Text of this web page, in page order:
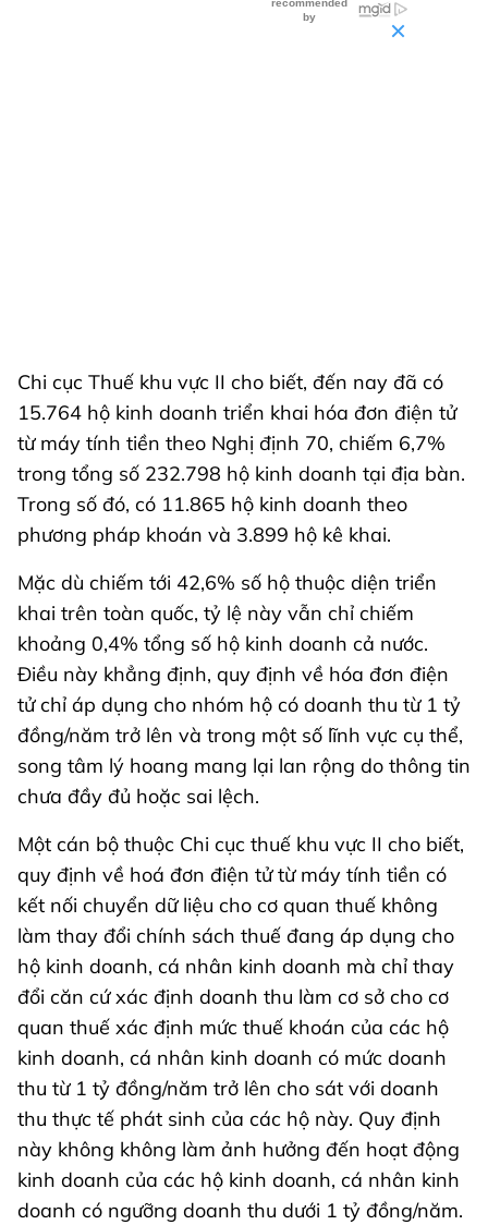
Chi cục Thuế khu vực II cho biết, đến nay đã có
15.764 hộ kinh doanh triển khai hóa đơn điện tử
từ máy tính tiền theo Nghị định 70, chiếm 6,7%
trong tổng số 232.798 hộ kinh doanh tại địa bàn.
Trong số đó, có 11.865 hộ kinh doanh theo
phương pháp khoán và 3.899 hộ kê khai.
Mặc dù chiếm tới 42,6% số hộ thuộc diện triển
khai trên toàn quốc, tỷ lệ này vẫn chỉ chiếm
khoảng 0,4% tổng số hộ kinh doanh cả nước.
Điều này khẳng định, quy định về hóa đơn điện
tử chỉ áp dụng cho nhóm hộ có doanh thu từ 1 tỷ
đồng/năm trở lên và trong một số lĩnh vực cụ thể,
song tâm lý hoang mang lại lan rộng do thông tin
chưa đầy đủ hoặc sai lệch.
Một cán bộ thuộc Chi cục thuế khu vực II cho biết,
quy định về hoá đơn điện tử từ máy tính tiền có
kết nối chuyển dữ liệu cho cơ quan thuế không
làm thay đổi chính sách thuế đang áp dụng cho
hộ kinh doanh, cá nhân kinh doanh mà chỉ thay
đổi căn cứ xác định doanh thu làm cơ sở cho cơ
quan thuế xác định mức thuế khoán của các hộ
kinh doanh, cá nhân kinh doanh có mức doanh
thu từ 1 tỷ đồng/năm trở lên cho sát với doanh
thu thực tế phát sinh của các hộ này. Quy định
này không không làm ảnh hưởng đến hoạt động
kinh doanh của các hộ kinh doanh, cá nhân kinh
doanh có ngưỡng doanh thu dưới 1 tỷ đồng/năm.